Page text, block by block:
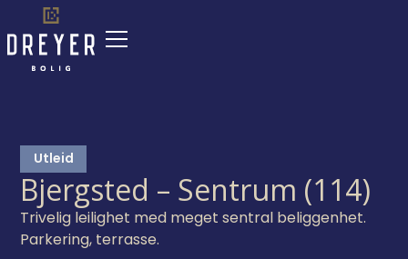
Utleid
Bjergsted – Sentrum (114)
Trivelig leilighet med meget sentral beliggenhet.
Parkering, terrasse.